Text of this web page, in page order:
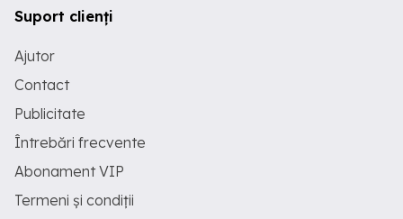
Suport clienți
Ajutor
Contact
Publicitate
Întrebări frecvente
Abonament VIP
Termeni și condiții